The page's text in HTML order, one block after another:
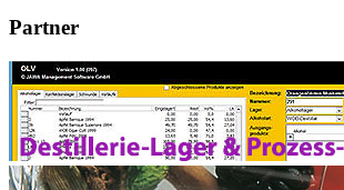
Partner